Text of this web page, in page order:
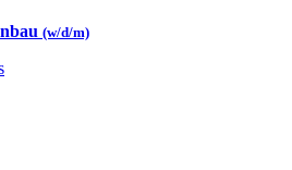
(w/d/m)